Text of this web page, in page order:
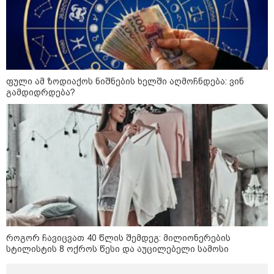
12:34 / 08-08-2026
რას აცხადებს ირაკლი კობახიძე
ელექტროენერგიის რამდენჯერმე
გათიშვასთან დაკავშირებით?
19:32 / 08-08-2026
"სიმბოლურია, რომ კობახიძის
მოღალატეობრივი განცხადება
საქართველოს
თავისუფლებისთვის შეწირული
გმირების მემორიალზე
გაკეთდა" - "ნაციონალური
მოძრაობა"
19:03 / 08-08-2026
"მკაცრად ვგმობთ ირაკლი
კობახიძის განცხადებას" -
"კოალიცია ცვლილებისთვის"
ფული ამ ზოდიაქოს ნიშნების ხელში აღმოჩნდება: ვინ
გამდიდრდება?
როგორ ჩავიცვათ 40 წლის შემდეგ: მილიონერების
სტილისტის 8 ოქროს წესი და აუცილებელი სამოსი